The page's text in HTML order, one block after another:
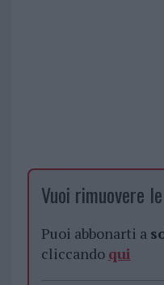
Vuoi rimuovere
Puoi abbonarti a
cliccando qui